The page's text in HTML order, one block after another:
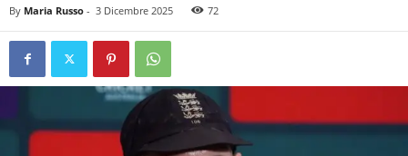
By Maria Russo - 3 Dicembre 2025 72